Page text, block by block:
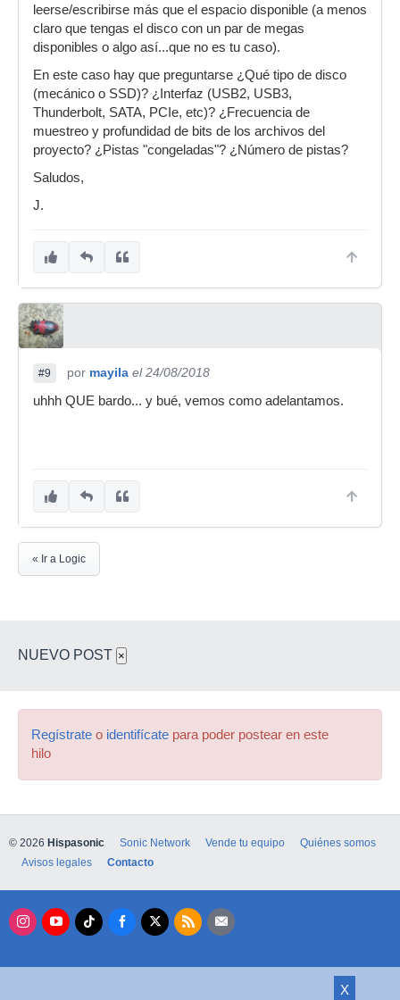
leerse/escribirse más que el espacio disponible (a menos
claro que tengas el disco con un par de megas
disponibles o algo así...que no es tu caso).
En este caso hay que preguntarse ¿Qué tipo de disco
(mecánico o SSD)? ¿Interfaz (USB2, USB3,
Thunderbolt, SATA, PCIe, etc)? ¿Frecuencia de
muestreo y profundidad de bits de los archivos del
proyecto? ¿Pistas "congeladas"? ¿Número de pistas?
Saludos,
J.
#9 por mayila el 24/08/2018
uhhh QUE bardo... y bué, vemos como adelantamos.
« Ir a Logic
NUEVO POST ×
Regístrate o identifícate para poder postear en este
hilo
X
© 2026 Hispasonic Sonic Network Vende tu equipo
Quiénes somos
Avisos legales
Contacto